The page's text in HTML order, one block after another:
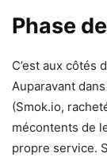
Phase
C’est aux côtés
Auparavant
(Smok.io,
mécontents de
propre service.